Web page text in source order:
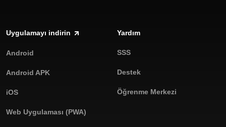
Uygulamayı indirin
Android
Android APK
iOS
Web Uygulaması (PWA)
Yardım
SSS
Destek
Öğrenme Merkezi